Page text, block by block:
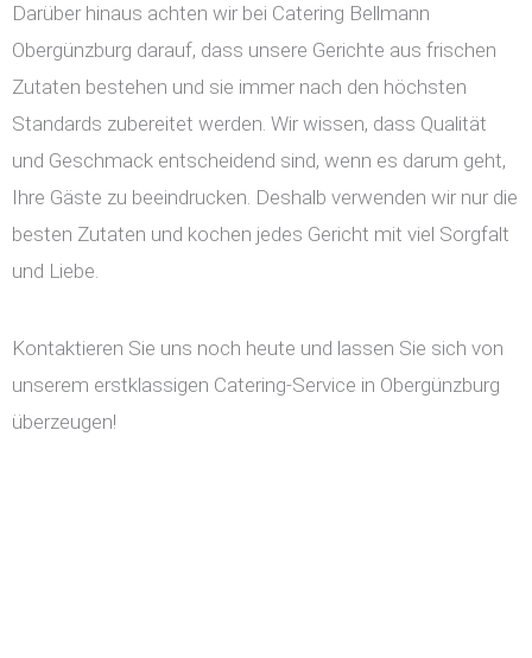
Darüber hinaus achten wir bei Catering Bellmann
Obergünzburg darauf, dass unsere Gerichte aus frischen
Zutaten bestehen und sie immer nach den höchsten
Standards zubereitet werden. Wir wissen, dass Qualität
und Geschmack entscheidend sind, wenn es darum geht,
Ihre Gäste zu beeindrucken. Deshalb verwenden wir nur die
besten Zutaten und kochen jedes Gericht mit viel Sorgfalt
und Liebe.
Kontaktieren Sie uns noch heute und lassen Sie sich von
unserem erstklassigen Catering-Service in Obergünzburg
überzeugen!